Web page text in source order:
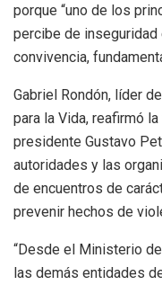
porque “uno de los
percibe de
convivencia,
Gabriel Rondón, líder
para la Vida, reafirmó
presidente Gustavo
autoridades y las
de encuentros de
prevenir hechos de
“Desde el Ministerio
las demás entidades